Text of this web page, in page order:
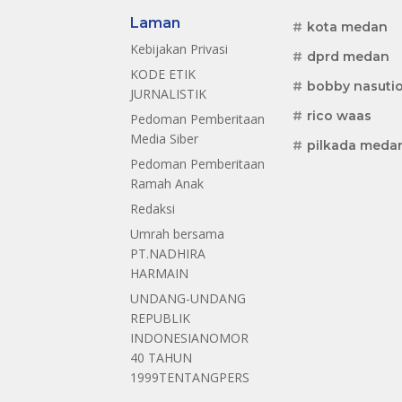
Laman
Kebijakan Privasi
KODE ETIK
JURNALISTIK
Pedoman Pemberitaan
Media Siber
Pedoman Pemberitaan
Ramah Anak
Redaksi
Umrah bersama
PT.NADHIRA
HARMAIN
UNDANG-UNDANG
REPUBLIK
INDONESIANOMOR
40 TAHUN
1999TENTANGPERS
kota medan
dprd medan
bobby
rico waas
pilkada